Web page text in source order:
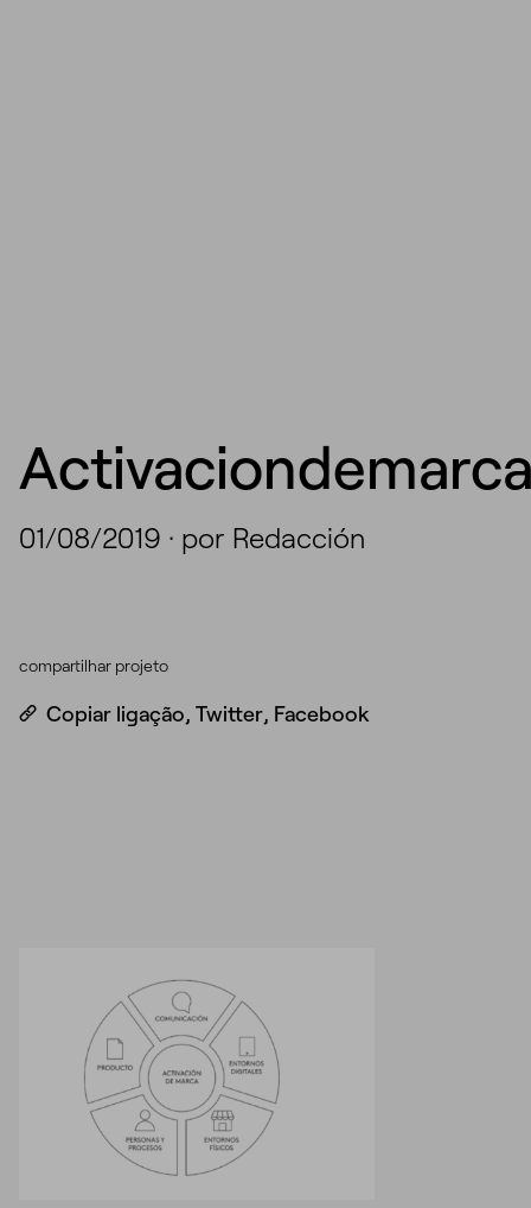
01/08/2019 · por Redacción
compartilhar projeto
Copiar ligação, Twitter, Facebook